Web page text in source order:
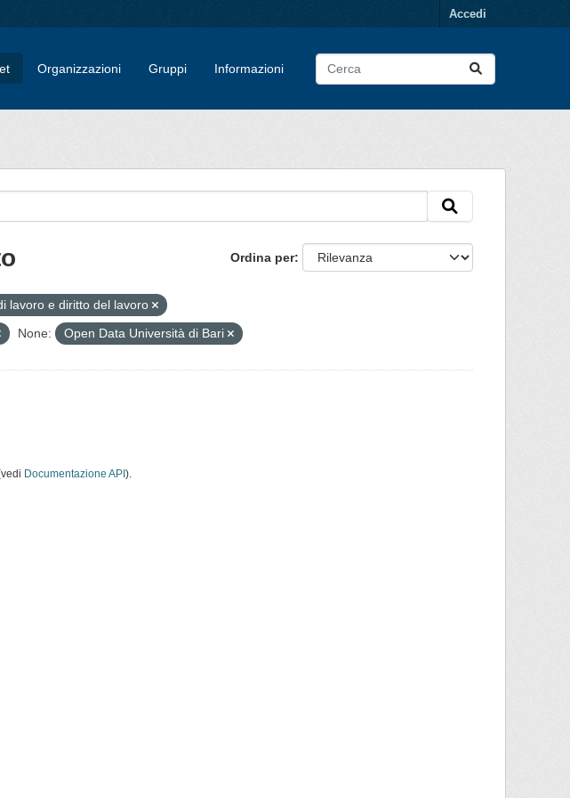
Accedi
Organizzazioni Gruppi Informazioni
Ordina per
lavoro e diritto del lavoro
None: Open Data Università di Bari
Documentazione API ).